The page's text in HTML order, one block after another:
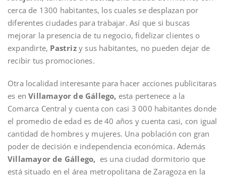
cerca de 1300 habitantes, los cuales se desplazan por
diferentes ciudades para trabajar. Así que si buscas
mejorar la presencia de tu negocio, fidelizar clientes o
expandirte, Pastrizy sus habitantes, no pueden dejar de
recibir tus promociones.
Otra localidad interesante para hacer acciones publicitaras
es enVillamayor de Gállego, esta pertenece a la
Comarca Central y cuenta con casi 3 000 habitantes donde
el promedio de edad es de 40 años y cuenta casi, con igual
cantidad de hombres y mujeres. Una población con gran
poder de decisión e independencia económica. Además
Villamayor de Gállego, es una ciudad dormitorio que
está situado en el área metropolitana de Zaragoza en la